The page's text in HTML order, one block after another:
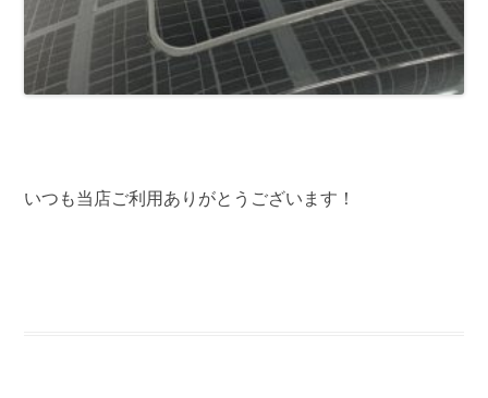
いつも当店ご利用ありがとうございます！